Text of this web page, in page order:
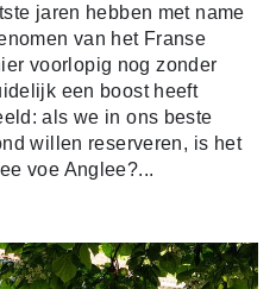
jaren hebben met name
van het Franse
voorlopig nog zonder
een boost heeft
als we in ons beste
willen reserveren, is het
voe Anglee?...